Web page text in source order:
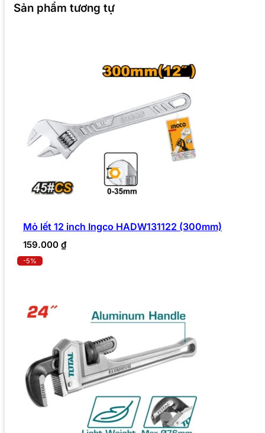
Sản phẩm tương tự
Mỏ lết 12 inch Ingco HADW131122 (300mm)
159.000 ₫
-5%